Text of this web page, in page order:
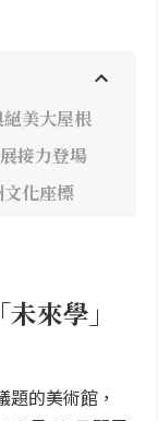
美大屋根
接力登場
化座標
來學」
的美術館，